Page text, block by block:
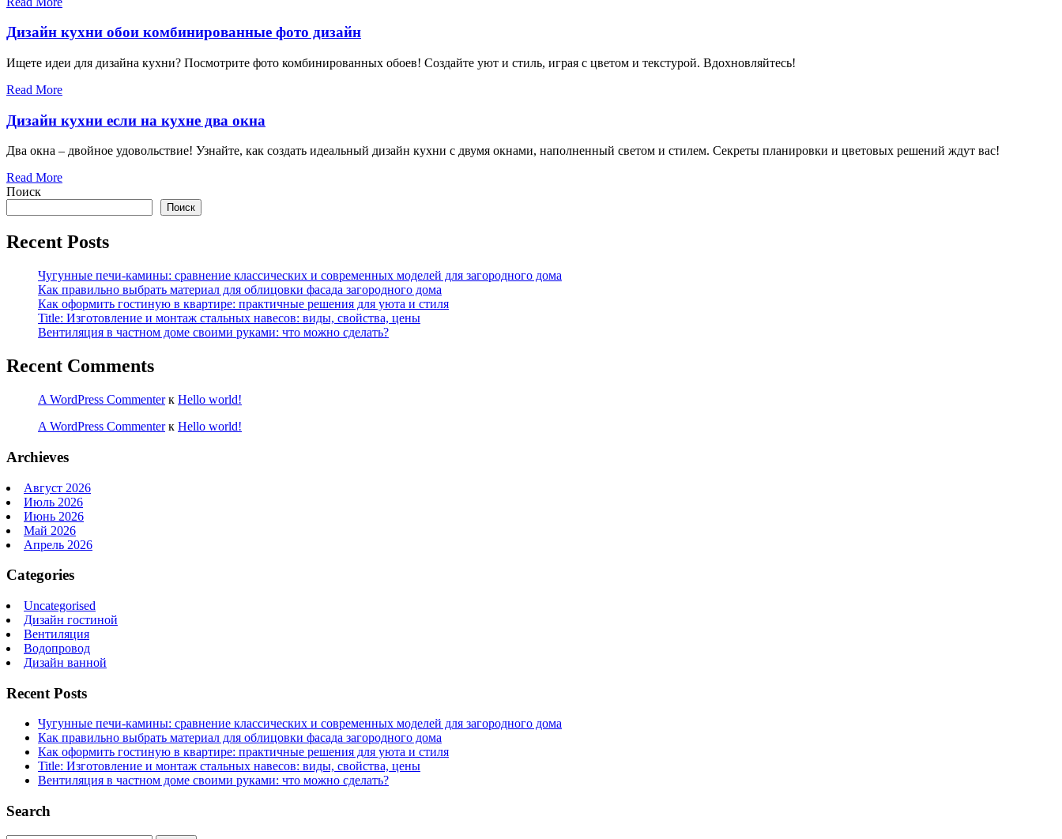
Дизайн кухни обои комбинированные фото дизайн
Ищете идеи для дизайна кухни? Посмотрите фото комбинированных обоев! Создайте уют и стиль, играя с цветом и текстурой. Вдохновляйтесь!
Read More
Дизайн кухни если на кухне два окна
Два окна – двойное удовольствие! Узнайте, как создать идеальный дизайн кухни с двумя окнами, наполненный светом и стилем. Секреты планировки и цветовых решений ждут вас!
Read More
Поиск
Поиск
Recent Posts
Чугунные печи-камины: сравнение классических и современных моделей для загородного дома
Как правильно выбрать материал для облицовки фасада загородного дома
Как оформить гостиную в квартире: практичные решения для уюта и стиля
Title: Изготовление и монтаж стальных навесов: виды, свойства, цены
Вентиляция в частном доме своими руками: что можно сделать?
Recent Comments
A WordPress Commenterк Hello world!
A WordPress Commenterк Hello world!
Archieves
Август 2026
Июль 2026
Июнь 2026
Май 2026
Апрель 2026
Categories
Uncategorised
Дизайн гостиной
Вентиляция
Водопровод
Дизайн ванной
Recent Posts
Чугунные печи-камины: сравнение классических и современных моделей для загородного дома
Как правильно выбрать материал для облицовки фасада загородного дома
Как оформить гостиную в квартире: практичные решения для уюта и стиля
Title: Изготовление и монтаж стальных навесов: виды, свойства, цены
Вентиляция в частном доме своими руками: что можно сделать?
Search